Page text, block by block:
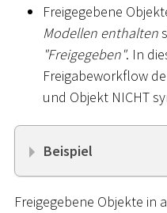
Freigegebene
Modellen enthalten
"Freigegeben". In
Freigabeworkflow
und Objekt NICHT
Beispiel
Freigegebene Objekte in